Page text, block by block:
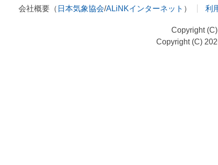
会社概要（ 日本気象協会/ALiNKインターネット ） 利
Copyright
Copyright (C)